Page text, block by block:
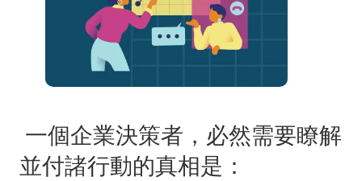
迷
一個企業決策者，必然需要瞭解
並付諸行動的真相是：